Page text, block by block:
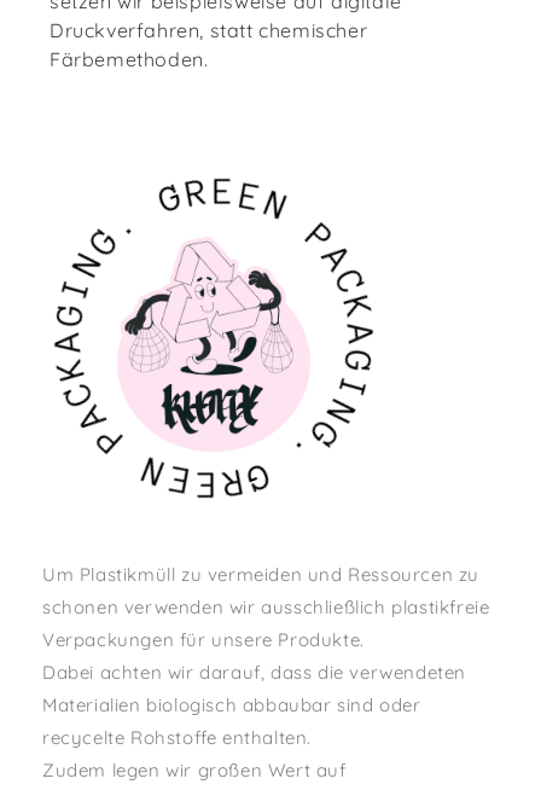
Druckverfahren, statt chemischer
Färbemethoden.
G
R
E
E
N
P
A
C
K
A
G
I
NG . GREEN
P
A
C
K
A
G
I
N
G
.
Um Plastikmüll zu vermeiden und Ressourcen zu
schonen verwenden wir ausschließlich plastikfreie
Verpackungen für unsere Produkte.
Dabei achten wir darauf, dass die verwendeten
Materialien biologisch abbaubar sind oder
recycelte Rohstoffe enthalten.
Zudem legen wir großen Wert auf